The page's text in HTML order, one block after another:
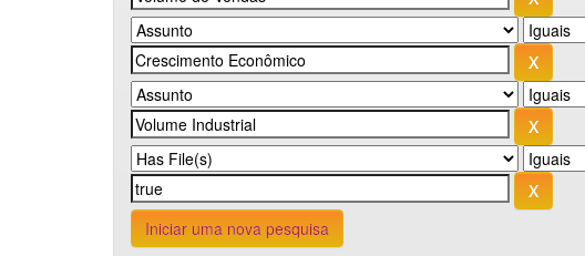
Iniciar uma nova pesquisa